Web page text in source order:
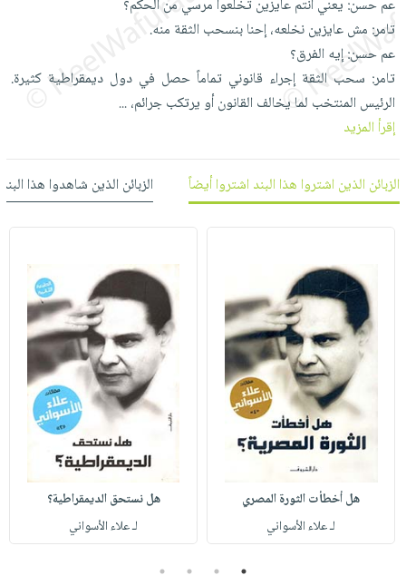
العناية
بالأسنان
الحمية
والتغذية
أدوات
المائدة
الأوعية
والتخزين
أدوات
المطبخ
الأكثر
مبيعاً
العودة
للمدارس
اكسسوارات
كتب
منزلية
اكسسوارات
مطرزات
حقائب
حلي
عناية
بالذات
صابون
أطفال
شحن
مجاني
بنود
مختارة
اشتراكات
كل
الاشتراكات
صندوق
حدود
متقدم
وفرات
عن
الشركة
سياسة
الشركة
فيديوهات
أسئلة
طرحها
خدمات
نيل
حسابك
لائحة
الأمنيات
عربة
التسوق
نشرة
الإصدارات
عم حسن: يعني انتم عايزين تخلعوا مرسي من الحكم؟
تامر: مش عايزين نخلعه، إحنا بنسحب الثقة منه.
عم حسن: إيه الفرق؟
تامر: سحب الثقة إجراء قانوني تماماً حصل في دول ديمقراطية كثيرة.
الرئيس المنتخب لما يخالف القانون أو يرتكب جرائم،...
إقرأ المزيد
الزبائن الذين اشتروا هذا البند اشتروا أيضاً الزبائن الذين شاهدوا هذا
هل أخطأت الثورة المصري
لـ علاء الأسواني
هل نستحق الديمقراطية؟
لـ علاء الأسواني
1
2
3
4